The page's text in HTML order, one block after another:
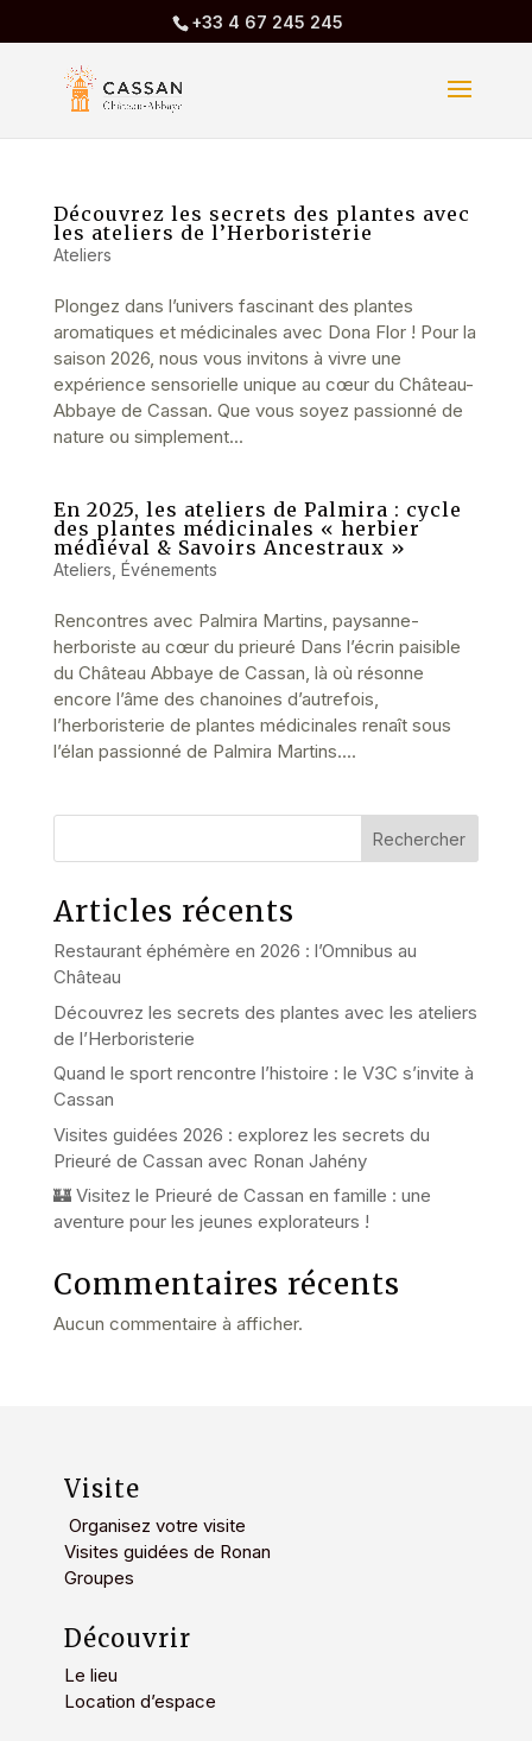
+33 4 67 245 245
Découvrez les secrets des plantes avec
les ateliers de l’Herboristerie
Ateliers
Plongez dans l’univers fascinant des plantes
aromatiques et médicinales avec Dona Flor ! Pour la
saison 2026, nous vous invitons à vivre une
expérience sensorielle unique au cœur du Château-
Abbaye de Cassan. Que vous soyez passionné de
nature ou simplement...
En 2025, les ateliers de Palmira : cycle
des plantes médicinales « herbier
médiéval & Savoirs Ancestraux »
Ateliers Événements
Rencontres avec Palmira Martins, paysanne-
herboriste au cœur du prieuré Dans l’écrin paisible
du Château Abbaye de Cassan, là où résonne
encore l’âme des chanoines d’autrefois,
l’herboristerie de plantes médicinales renaît sous
l’élan passionné de Palmira Martins....
Rechercher
Articles récents
Restaurant éphémère en 2026 : l’Omnibus au
Château
Découvrez les secrets des plantes avec les ateliers
de l’Herboristerie
Quand le sport rencontre l’histoire : le V3C s’invite à
Cassan
Visites guidées 2026 : explorez les secrets du
Prieuré de Cassan avec Ronan Jahény
🏰 Visitez le Prieuré de Cassan en famille : une
aventure pour les jeunes explorateurs !
Commentaires récents
Aucun commentaire à afficher.
Visite
Organisez votre visite
Visites guidées de Ronan
Groupes
Découvrir
Le lieu
Location d’espace